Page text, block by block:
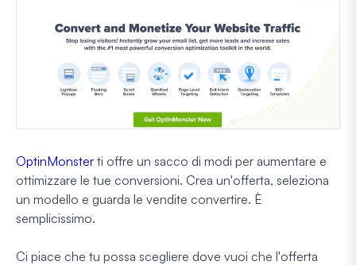
OptinMonster ti offre un sacco di modi per aumentare e
ottimizzare le tue conversioni. Crea un'offerta, seleziona
un modello e guarda le vendite convertire. È
semplicissimo.
Ci piace che tu possa scegliere dove vuoi che l'offerta